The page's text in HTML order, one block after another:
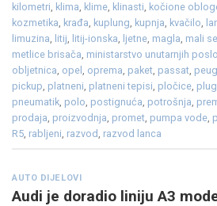
kilometri, klima, klime, klinasti, kočione
kozmetika, krađa, kuplung, kupnja, kvačilo,
limuzina, litij, litij-ionska, ljetne, magla, mali
metlice brisača, ministarstvo unutarnjih
obljetnica, opel , oprema, paket, passat,
pickup, platneni, platneni tepisi, pločice,
pneumatik, polo, postignuća, potrošnja,
prodaja, proizvodnja, promet, pumpa vode,
R5, rabljeni, razvod, razvod lanca
AUTO DIJELOVI
Audi je doradio liniju A3